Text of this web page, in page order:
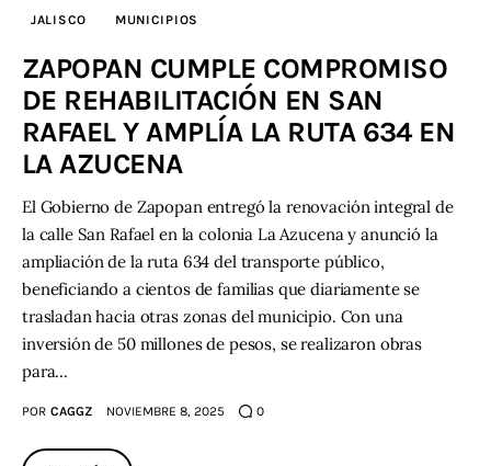
JALISCO MUNICIPIOS
ZAPOPAN CUMPLE COMPROMISO
DE REHABILITACIÓN EN SAN
RAFAEL Y AMPLÍA LA RUTA 634 EN
LA AZUCENA
El Gobierno de Zapopan entregó la renovación integral de
la calle San Rafael en la colonia La Azucena y anunció la
ampliación de la ruta 634 del transporte público,
beneficiando a cientos de familias que diariamente se
trasladan hacia otras zonas del municipio. Con una
inversión de 50 millones de pesos, se realizaron obras
para…
POR CAGGZ NOVIEMBRE 8, 2025 0